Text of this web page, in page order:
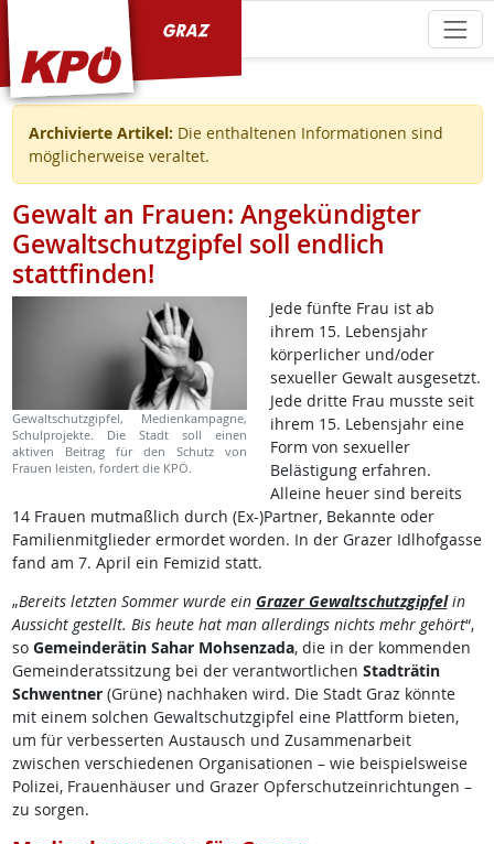
Archivierte Artikel: Die enthaltenen Informationen sind
möglicherweise veraltet.
Gewalt an Frauen: Angekündigter
Gewaltschutzgipfel soll endlich
stattfinden!
Gewaltschutzgipfel, Medienkampagne,
Schulprojekte. Die Stadt soll einen
aktiven Beitrag für den Schutz von
Frauen leisten, fordert die KPÖ.
Jede fünfte Frau ist ab
ihrem 15. Lebensjahr
körperlicher und/oder
sexueller Gewalt ausgesetzt.
Jede dritte Frau musste seit
ihrem 15. Lebensjahr eine
Form von sexueller
Belästigung erfahren.
Alleine heuer sind bereits
14 Frauen mutmaßlich durch (Ex-)Partner, Bekannte oder
Familienmitglieder ermordet worden. In der Grazer Idlhofgasse
fand am 7. April ein Femizid statt.
„Bereits letzten Sommer wurde ein Grazer Gewaltschutzgipfelin
Aussicht gestellt. Bis heute hat man allerdings nichts mehr gehört“,
so Gemeinderätin Sahar Mohsenzada, die in der kommenden
Gemeinderatssitzung bei der verantwortlichen Stadträtin
Schwentner(Grüne) nachhaken wird. Die Stadt Graz könnte
mit einem solchen Gewaltschutzgipfel eine Plattform bieten,
um für verbesserten Austausch und Zusammenarbeit
zwischen verschiedenen Organisationen –wie beispielsweise
Polizei, Frauenhäuser und Grazer Opferschutzeinrichtungen –
zu sorgen.